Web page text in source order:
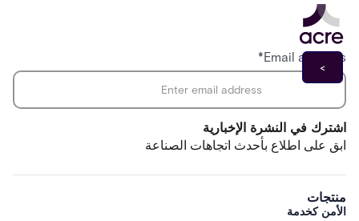
اشترك في النشرة الإخبارية
ابق على اطلاع بأحدث اتجاهات الصناعة
Email address
*
منتجات
الأمن كخدمة